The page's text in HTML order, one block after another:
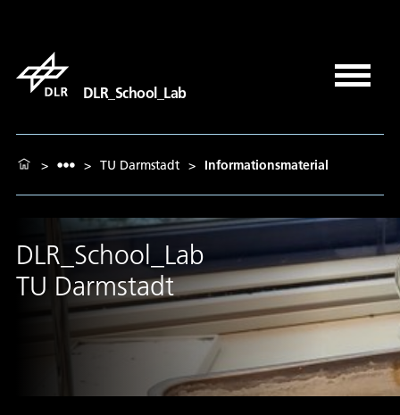
DLR_School_Lab
> > TU Darmstadt > Informationsmaterial
DLR_School_Lab
TU Darmstadt